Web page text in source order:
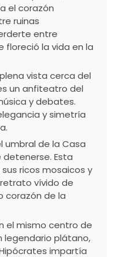
el corazón
ruinas
entre
floreció la vida en la
vista cerca del
un anfiteatro del
y debates.
y simetría
umbral de la Casa
Esta
ricos mosaicos y
vívido de
corazón de la
el mismo centro de
legendario plátano,
impartía